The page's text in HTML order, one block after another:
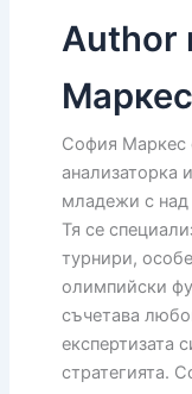
Author
Маркес
София Маркес
анализаторка
младежи с над
Тя се
турнири,
олимпийски
съчетава
експертизата
стратегията.